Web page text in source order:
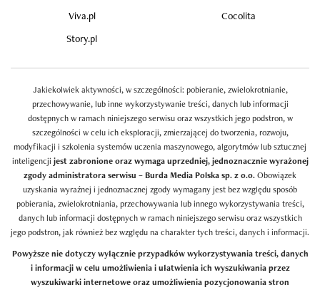
Viva.pl
Cocolita
Story.pl
Jakiekolwiek aktywności, w szczególności: pobieranie, zwielokrotnianie,
przechowywanie, lub inne wykorzystywanie treści, danych lub informacji
dostępnych w ramach niniejszego serwisu oraz wszystkich jego podstron, w
szczególności w celu ich eksploracji, zmierzającej do tworzenia, rozwoju,
modyfikacji i szkolenia systemów uczenia maszynowego, algorytmów lub sztucznej
inteligencji jest zabronione oraz wymaga uprzedniej, jednoznacznie wyrażonej
zgody administratora serwisu – Burda Media Polska sp. z o.o.Obowiązek
uzyskania wyraźnej i jednoznacznej zgody wymagany jest bez względu sposób
pobierania, zwielokrotniania, przechowywania lub innego wykorzystywania treści,
danych lub informacji dostępnych w ramach niniejszego serwisu oraz wszystkich
jego podstron, jak również bez względu na charakter tych treści, danych i informacji.
Powyższe nie dotyczy wyłącznie przypadków wykorzystywania treści, danych
i informacji w celu umożliwienia i ułatwienia ich wyszukiwania przez
wyszukiwarki internetowe oraz umożliwienia pozycjonowania stron